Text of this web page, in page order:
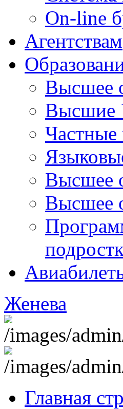
On-line
Агентствам
Высшее
Высшие
Высшее
Высшее
Женева
Главная